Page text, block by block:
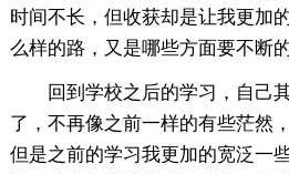
时间不长，但收获却是让我更加
么样的路，又是哪些方面要不断
回到学校之后的学习，自己
了，不再像之前一样的有些茫然
但是之前的学习我更加的宽泛一